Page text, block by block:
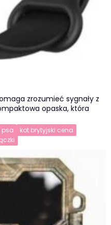
zrozumieć sygnały z
opaska, która
kot brytyjski cena